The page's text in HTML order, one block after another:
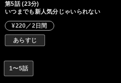
第5話 (23分)
いつまでも新人気分じゃいられない
¥220／2日間
あらすじ
1〜5話